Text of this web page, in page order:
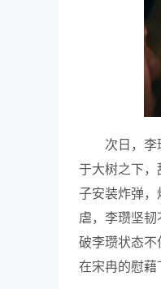
次日，李
于大树之下
子安装炸弹，
虐，李瓒坚
破李瓒状态不
在宋冉的慰藉